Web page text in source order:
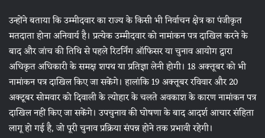
उन्होंने बताया कि उम्मीदवार का राज्य के किसी भी निर्वाचन क्षेत्र का पंजीकृत
मतदाता होना अनिवार्य है। प्रत्येक उम्मीदवार को नामांकन पत्र दाखिल करने के
बाद और जांच की तिथि से पहले रिटर्निंग ऑफिसर या चुनाव आयोग द्वारा
अधिकृत अधिकारी के समक्ष शपथ या प्रतिज्ञा लेनी होगी। 18 अक्तूबर को भी
नामांकन पत्र दाखिल किए जा सकेंगे। हालांकि 19 अक्तूबर रविवार और 20
अक्टूबर सोमवार को दिवाली के त्योहार के चलते अवकाश के कारण नामांकन पत्र
दाखिल नहीं किए जा सकेंगे। उपचुनाव की घोषणा के बाद आदर्श आचार संहिता
लागू हो गई है, जो पूरी चुनाव प्रक्रिया संपन्न होने तक प्रभावी रहेगी।